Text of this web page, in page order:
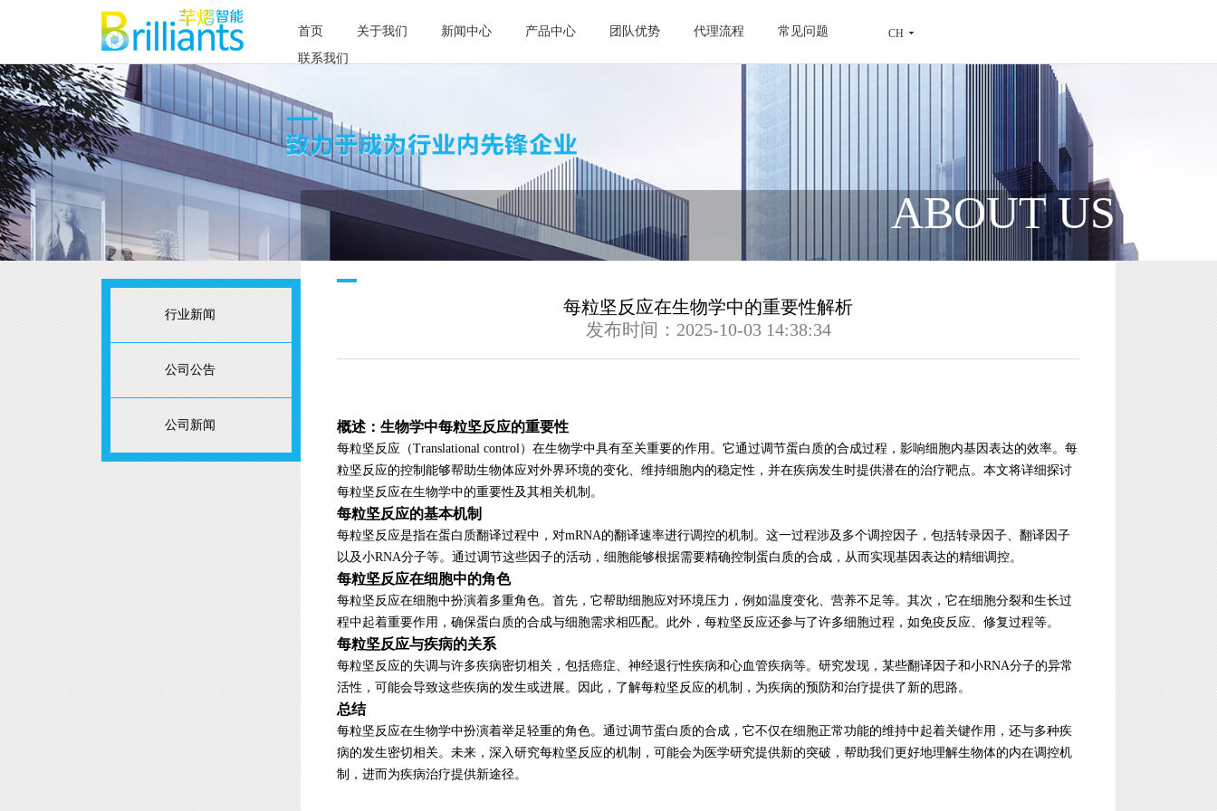
首页 关于我们 新闻中心 产品中心 团队优势 代理流程
常见问题
联系我们
CH
行业新闻
公司公告
公司新闻
ABOUT US
每粒坚反应在生物学中的重要性解析
发布时间：2025-10-03 14:38:34
概述：生物学中每粒坚反应的重要性
每粒坚反应（Translational control）在生物学中具有至关重要的作用。它通过调节蛋白质的合成过程，影响细胞内基因表达的效率。每
粒坚反应的控制能够帮助生物体应对外界环境的变化、维持细胞内的稳定性，并在疾病发生时提供潜在的治疗靶点。本文将详细探讨
每粒坚反应在生物学中的重要性及其相关机制。
每粒坚反应的基本机制
每粒坚反应是指在蛋白质翻译过程中，对mRNA的翻译速率进行调控的机制。这一过程涉及多个调控因子，包括转录因子、翻译因子
以及小RNA分子等。通过调节这些因子的活动，细胞能够根据需要精确控制蛋白质的合成，从而实现基因表达的精细调控。
每粒坚反应在细胞中的角色
每粒坚反应在细胞中扮演着多重角色。首先，它帮助细胞应对环境压力，例如温度变化、营养不足等。其次，它在细胞分裂和生长过
程中起着重要作用，确保蛋白质的合成与细胞需求相匹配。此外，每粒坚反应还参与了许多细胞过程，如免疫反应、修复过程等。
每粒坚反应与疾病的关系
每粒坚反应的失调与许多疾病密切相关，包括癌症、神经退行性疾病和心血管疾病等。研究发现，某些翻译因子和小RNA分子的异常
活性，可能会导致这些疾病的发生或进展。因此，了解每粒坚反应的机制，为疾病的预防和治疗提供了新的思路。
总结
每粒坚反应在生物学中扮演着举足轻重的角色。通过调节蛋白质的合成，它不仅在细胞正常功能的维持中起着关键作用，还与多种疾
病的发生密切相关。未来，深入研究每粒坚反应的机制，可能会为医学研究提供新的突破，帮助我们更好地理解生物体的内在调控机
制，进而为疾病治疗提供新途径。